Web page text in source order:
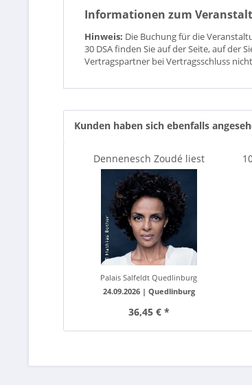
Informationen zum
Hinweis: Die Buchung für die
30 DSA finden Sie auf der Seite, auf der
Vertragspartner bei Vertragsschluss
Kunden haben sich ebenfalls
Dennenesch Zoudé liest
Josephine Baker
Palais Salfeldt Quedlinburg
24.09.2026 | Quedlinburg
36,45 € *